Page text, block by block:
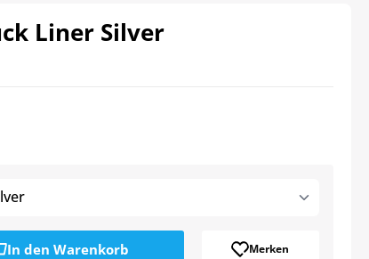
Liner Silver
In den Warenkorb Merken